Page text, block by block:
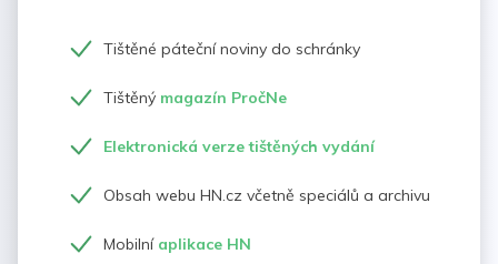
Tištěné páteční noviny do schránky
Tištěný magazín PročNe
Elektronická verze tištěných vydání
Obsah webu HN.cz včetně speciálů a archivu
Mobilní aplikace HN